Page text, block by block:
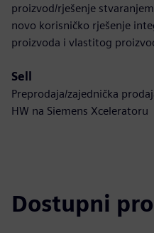
proizvod/rješenje
novo korisničko rješenje
proizvoda i vlastitog
Sell
Preprodaja/zajednička
HW na Siemens Xceleratoru
Dostupni